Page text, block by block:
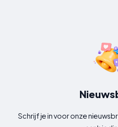
Schrijf je in voor onze